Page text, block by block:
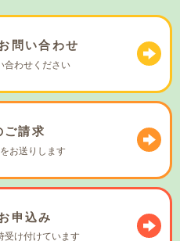
問い合わせ
合わせください
ご請求
お送りします
申込み
受け付けています